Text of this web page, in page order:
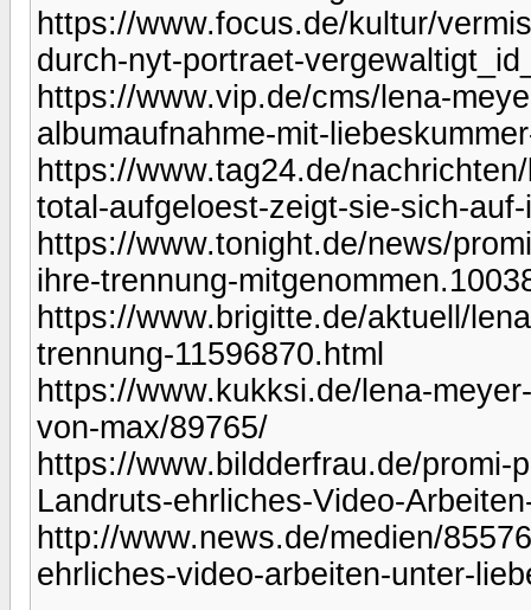
https://www.focus.de/kultur/
durch-nyt-portraet-
https://www.vip.de/cms/lena-
albumaufnahme-mit-
https://www.tag24.de/
total-aufgeloest-zeigt-sie-sich-
https://www.tonight.de/news/
ihre-trennung-
https://www.brigitte.de/aktuell/
trennung-11596870.html
https://www.kukksi.de/lena-
von-max/89765/
https://www.bildderfrau.de/promi-
Landruts-ehrliches-Video-
http://www.news.de/medien/
ehrliches-video-arbeiten-unter-